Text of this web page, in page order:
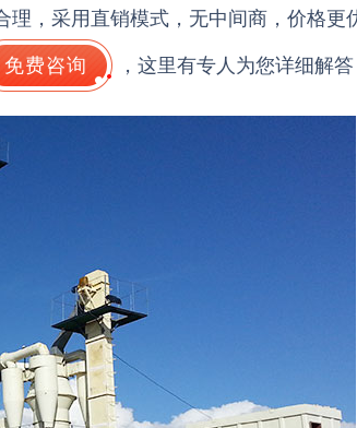
，采用直销模式，无中间商，价格更
免费咨询 ，这里有专人为您详细解